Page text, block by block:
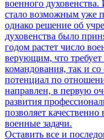
военного духовенства.
стало возможным уже
однако решение об
духовенства было
годом растет число
верующим, что требует
командования, так и
потенциал по
направлен, в первую
развития
позволяет
военные задачи.
Оставить все и